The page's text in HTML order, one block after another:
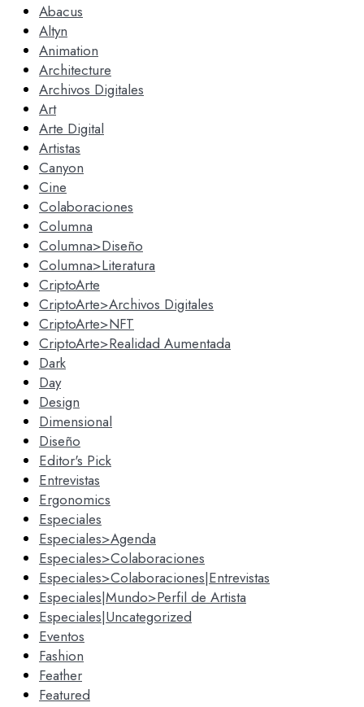
Abacus
Altyn
Animation
Architecture
Archivos Digitales
Art
Arte Digital
Artistas
Canyon
Cine
Colaboraciones
Columna
Columna>Diseño
Columna>Literatura
CriptoArte
CriptoArte>Archivos Digitales
CriptoArte>NFT
CriptoArte>Realidad Aumentada
Dark
Day
Design
Dimensional
Diseño
Editor's Pick
Entrevistas
Ergonomics
Especiales
Especiales>Agenda
Especiales>Colaboraciones
Especiales>Colaboraciones|Entrevistas
Especiales|Mundo>Perfil de Artista
Especiales|Uncategorized
Eventos
Fashion
Feather
Featured